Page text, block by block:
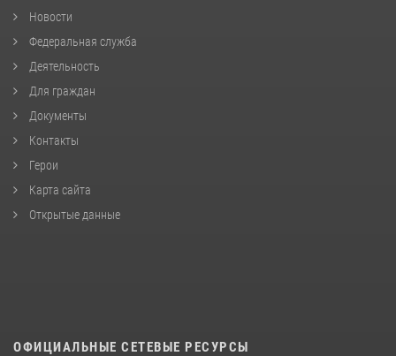
Новости
Федеральная служба
Деятельность
Для граждан
Документы
Контакты
Герои
Карта сайта
Открытые данные
ОФИЦИАЛЬНЫЕ СЕТЕВЫЕ РЕСУРСЫ